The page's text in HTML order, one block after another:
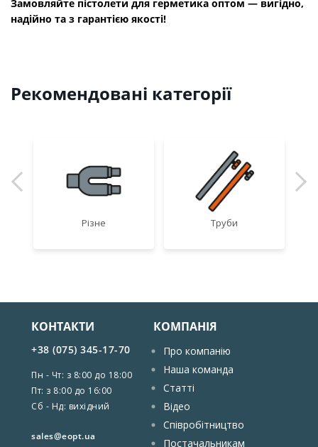
Замовляйте пістолети для герметика оптом — вигідно,
надійно та з гарантією якості!
Рекомендовані категорії
Різне Труби
КОНТАКТИ
+38 (075) 345-17-70
Пн - Чт: з 8:00 до 18:00
Пт: з 8:00 до 16:00
Сб - Нд: вихідний
sales@eopt.ua
КОМПАНІЯ
Про компанію
Наша команда
Статті
Відео
Співробітництво
Постачальникам